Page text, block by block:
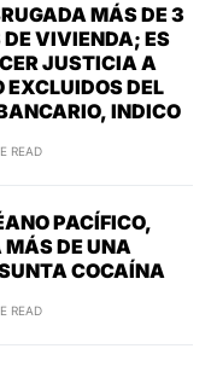
MÁS DE 3
VIVIENDA; ES
JUSTICIA A
EXCLUIDOS DEL
INDICO
READ
PACÍFICO,
DE UNA
COCAÍNA
READ